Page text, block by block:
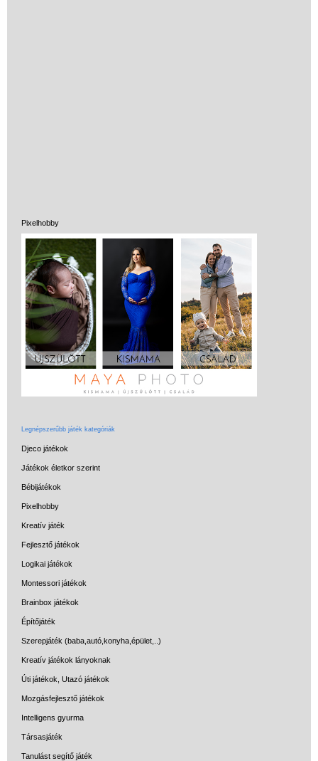
Pixelhobby
Legnépszerűbb játék kategóriák
Djeco játékok
Játékok életkor szerint
Bébijátékok
Pixelhobby
Kreatív játék
Fejlesztő játékok
Logikai játékok
Montessori játékok
Brainbox játékok
Építőjáték
Szerepjáték (baba,autó,konyha,épület,..)
Kreatív játékok lányoknak
Úti játékok, Utazó játékok
Mozgásfejlesztő játékok
Intelligens gyurma
Társasjáték
Tanulást segítő játék